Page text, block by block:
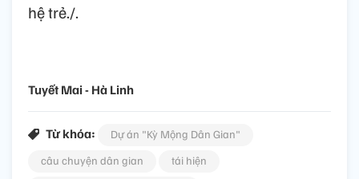
hệ trẻ./.
Tuyết Mai - Hà Linh
Từ khóa:
Dự án "Kỳ Mộng Dân Gian"
câu chuyện dân gian
tái hiện